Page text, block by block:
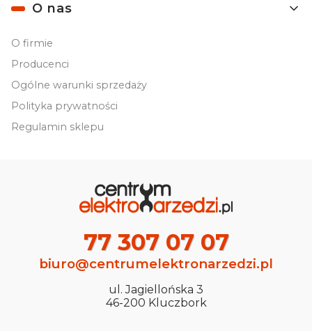
O nas
O firmie
Producenci
Ogólne warunki sprzedaży
Polityka prywatności
Regulamin sklepu
77 307 07 07
biuro@centrumelektronarzedzi.pl
ul. Jagiellońska 3
46-200 Kluczbork